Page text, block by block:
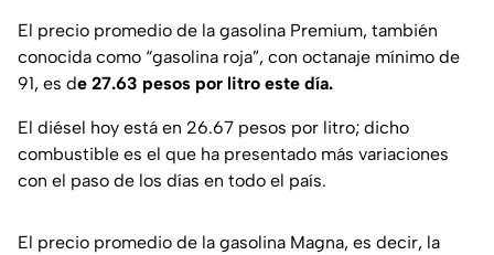
El precio promedio de la gasolina Premium, también
conocida como “gasolina roja”, con octanaje mínimo de
91, es de 27.63 pesos por litro este día.
El diésel hoy está en 26.67 pesos por litro; dicho
combustible es el que ha presentado más variaciones
con el paso de los días en todo el país.
El precio promedio de la gasolina Magna, es decir, la